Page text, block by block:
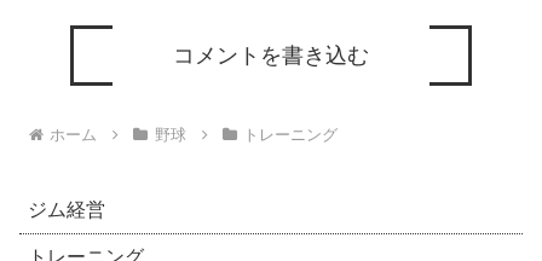
コメントを書き込む
ホーム 野球 トレーニング
ジム経営
トレーニング